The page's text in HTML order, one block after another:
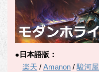
●日本語版：
楽天 / Amanon /駿河屋